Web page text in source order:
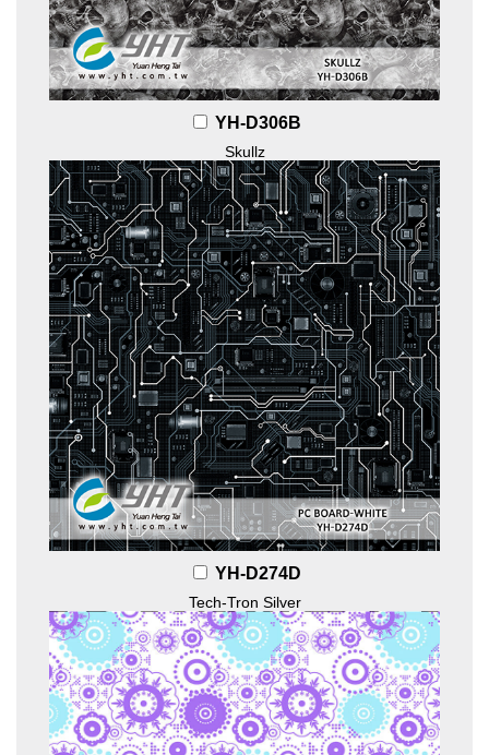
YH-D306B
Skullz
YH-D274D
Tech-Tron Silver